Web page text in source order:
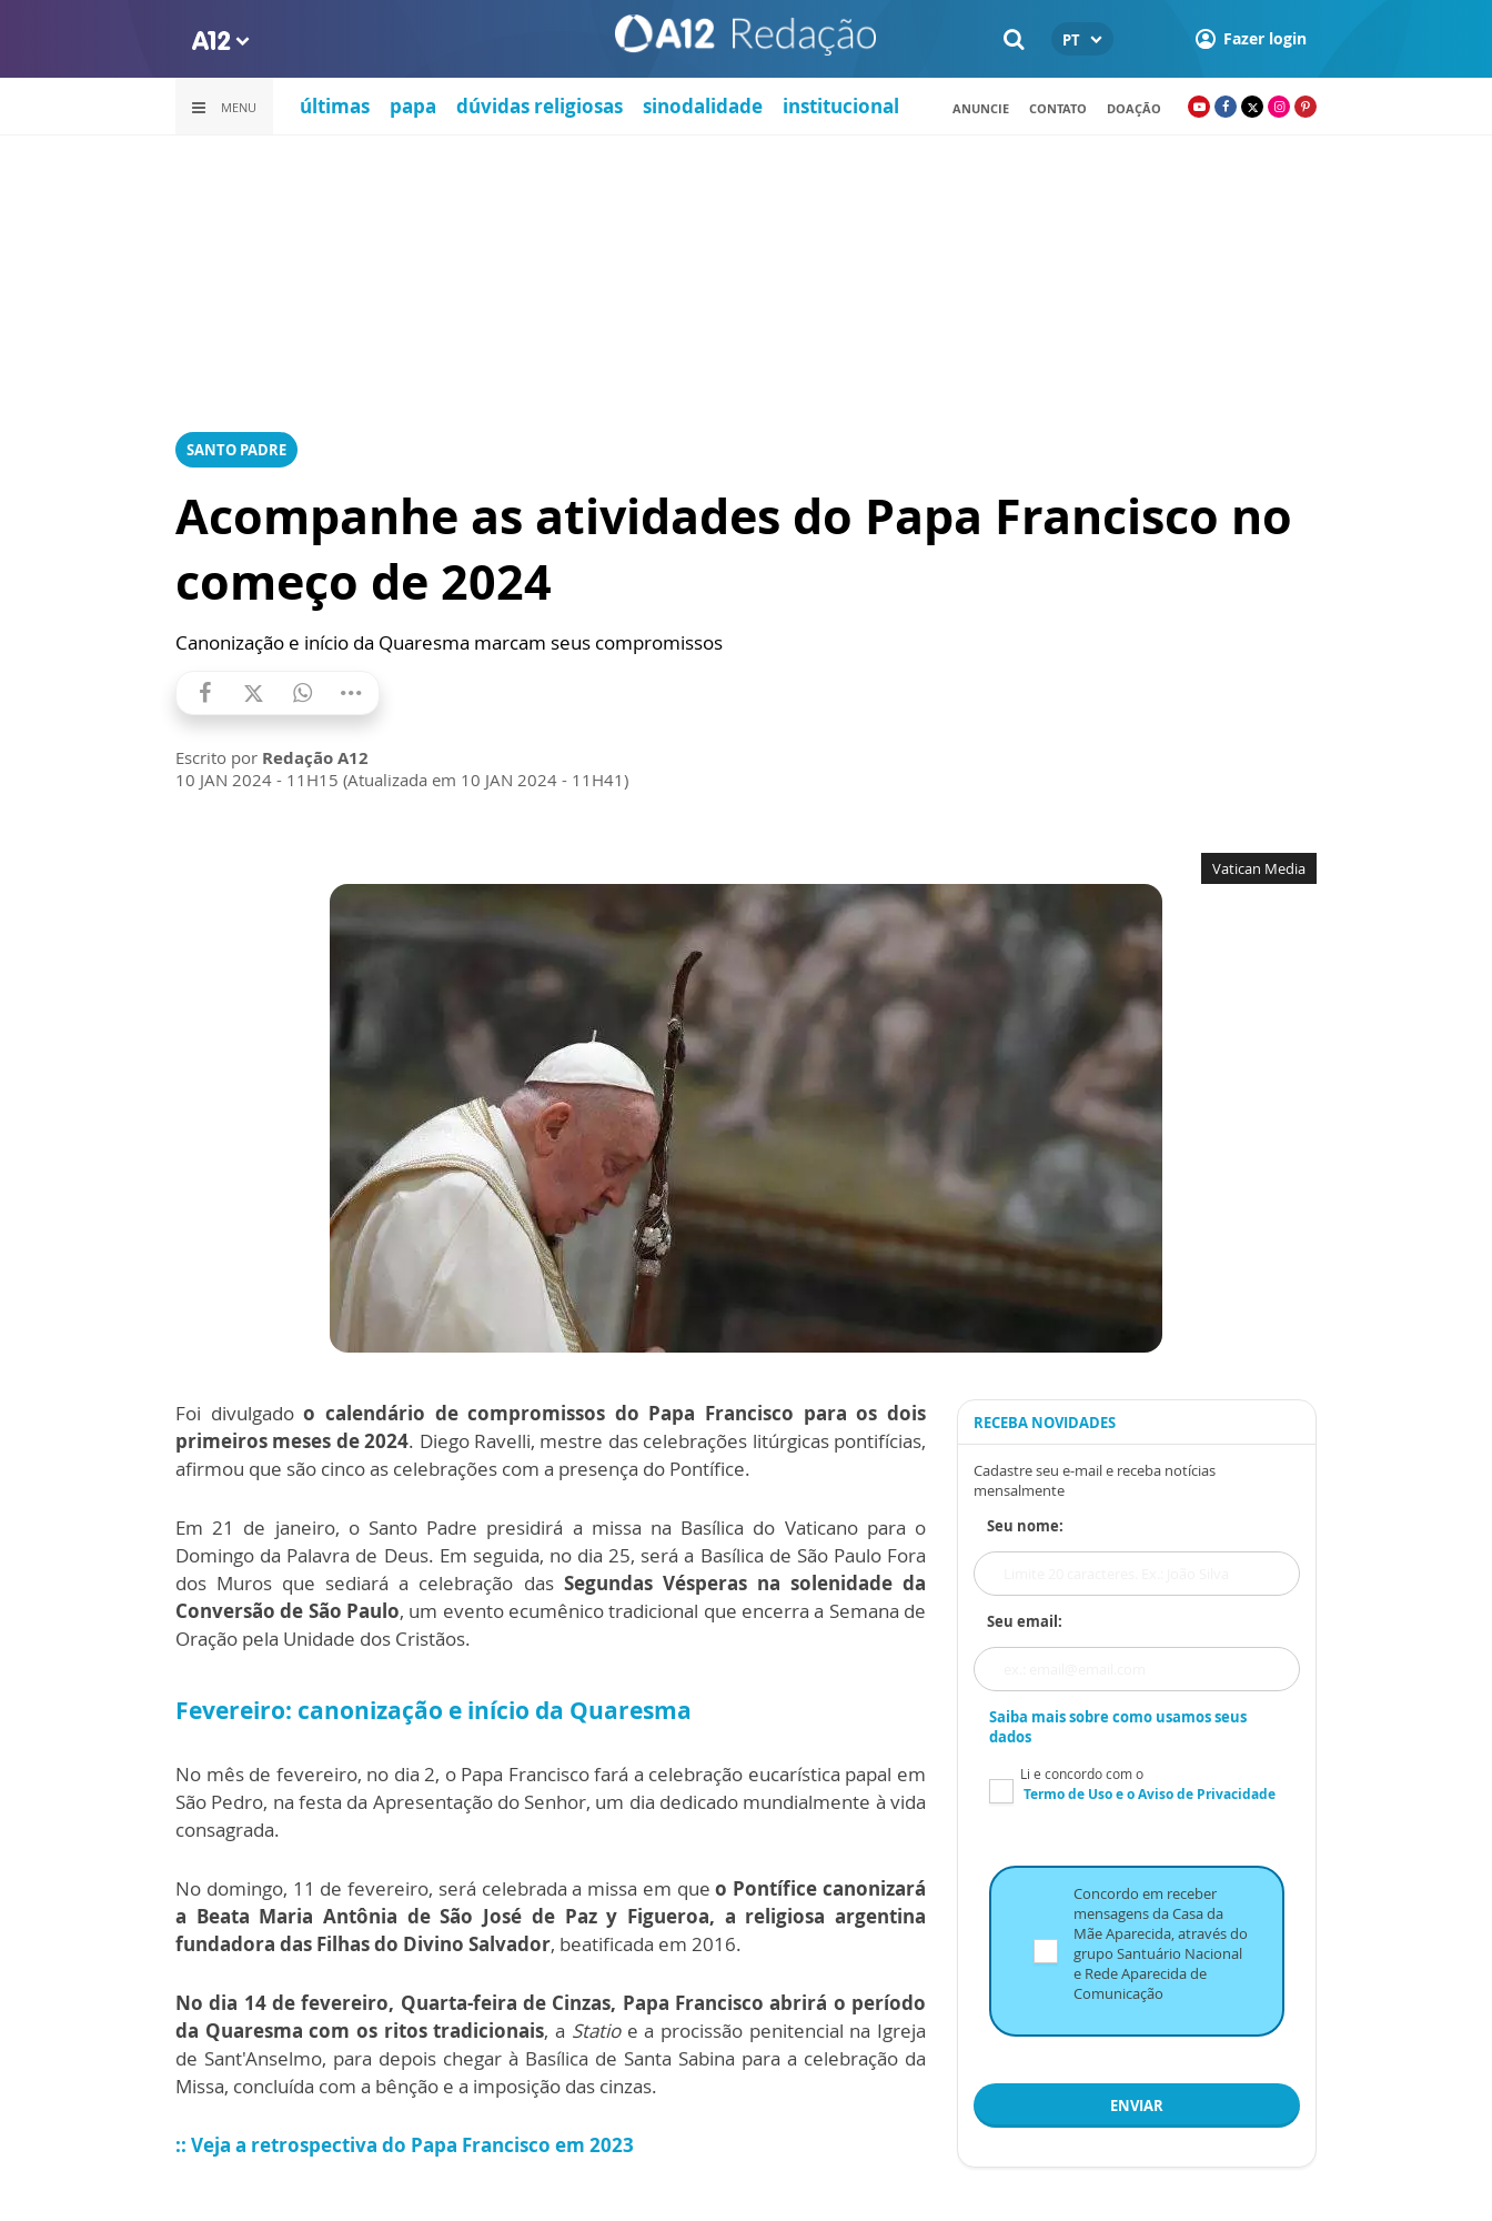
PT Fazer login
MENU últimas papa dúvidas religiosas sinodalidade institucional ANUNCIE CONTATO DOAÇÃO
SANTO PADRE
Acompanhe as atividades do Papa Francisco no
começo de 2024
Canonização e início da Quaresma marcam seus compromissos
Escrito por Redação A12
10 JAN 2024 - 11H15 (Atualizada em 10 JAN 2024 - 11H41)
Vatican Media
Foi divulgadoo calendário de compromissos do Papa Francisco para os dois
primeiros meses de 2024. Diego Ravelli, mestre das celebrações litúrgicas pontifícias,
afirmou que são cinco as celebrações com a presença do Pontífice.
Em 21 de janeiro, o Santo Padre presidirá a missa na Basílica do Vaticano para o
Domingo da Palavra de Deus. Em seguida, no dia 25, será a Basílica de São Paulo Fora
dos Muros que sediará a celebração dasSegundas Vésperas na solenidade da
Conversão de São Paulo, um evento ecumênico tradicional que encerra a Semana de
Oração pela Unidade dos Cristãos.
Fevereiro: canonização e início da Quaresma
No mês de fevereiro, no dia 2, o Papa Francisco fará a celebração eucarística papal em
São Pedro, na festa da Apresentação do Senhor, um dia dedicado mundialmente à vida
consagrada.
No domingo, 11 de fevereiro, será celebrada a missa em queo Pontífice canonizará
a Beata Maria Antônia de São José de Paz y Figueroa, a religiosa argentina
fundadora das Filhas do Divino Salvador, beatificada em 2016.
No dia 14 de fevereiro, Quarta-feira de Cinzas, Papa Francisco abrirá o período
da Quaresma com os ritos tradicionais, a Statioe a procissão penitencial na Igreja
de Sant'Anselmo, para depois chegar à Basílica de Santa Sabina para a celebração da
Missa, concluída com a bênção e a imposição das cinzas.
:: Veja a retrospectiva do Papa Francisco em 2023
RECEBA NOVIDADES
Cadastre seu e-mail e receba notícias
mensalmente
Seu nome:
Seu email:
Saiba mais sobre como usamos seus
dados
Li e concordo com o
Termo de Usoe oAviso de Privacidade
Concordo em receber
mensagens da Casa da
Mãe Aparecida, através do
grupo Santuário Nacional
e Rede Aparecida de
Comunicação
ENVIAR